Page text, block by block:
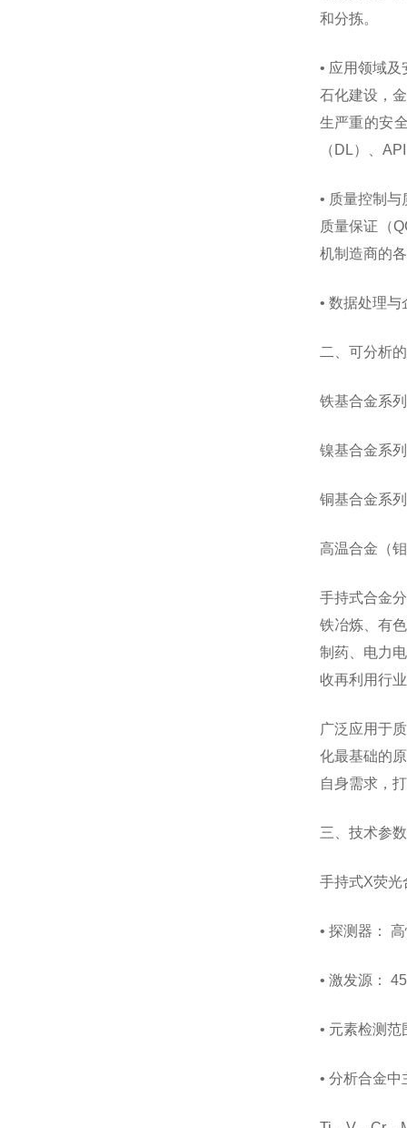
和分拣。
• 应用领域
石化建设，
生严重的安
（DL）、
• 质量控制
质量保证（
机制造商的
• 数据处理
二、可分析
铁基合金系
镍基合金系
铜基合金系
高温合金（
手持式合金
铁冶炼、有
制药、电力
收再利用行
广泛应用于
化最基础的
自身需求，
三、技术参
手持式X荧光
• 探测器：
• 激发源：
• 元素检测
• 分析合金中